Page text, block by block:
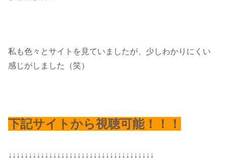
私も色々とサイトを見ていましたが、少しわかりにくい
感じがしました（笑）
下記サイトから視聴可能！！！
↓↓↓↓↓↓↓↓↓↓↓↓↓↓↓↓↓↓↓↓↓↓↓↓↓↓↓↓↓↓↓↓↓↓↓↓